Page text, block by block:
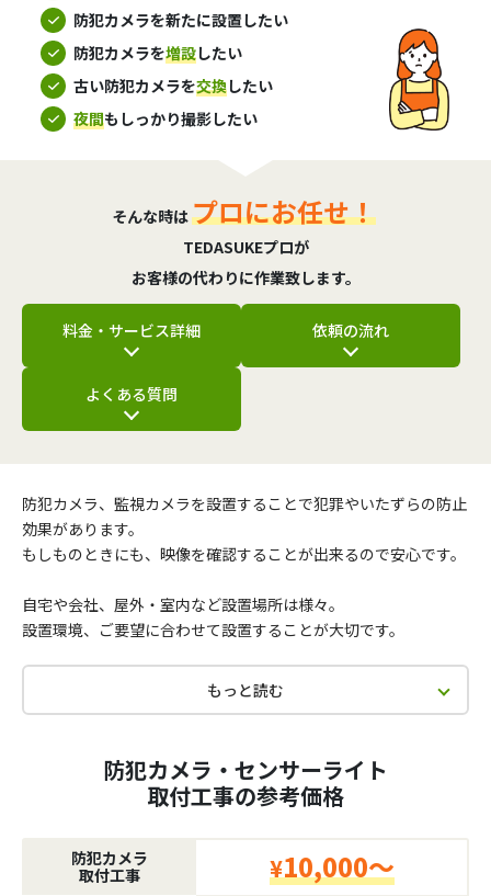
防犯カメラを新たに設置したい
防犯カメラを増設したい
古い防犯カメラを交換したい
夜間もしっかり撮影したい
そんな時はプロにお任せ！
TEDASUKEプロが
お客様の代わりに作業致します。
料金・サービス詳細 依頼の流れ
よくある質問
防犯カメラ、監視カメラを設置することで犯罪やいたずらの防止
効果があります。
もしものときにも、映像を確認することが出来るので安心です。
自宅や会社、屋外・室内など設置場所は様々。
設置環境、ご要望に合わせて設置することが大切です。
もっと読む
防犯カメラ・センサーライト
取付工事の参考価格
防犯カメラ
取付工事
¥10,000～